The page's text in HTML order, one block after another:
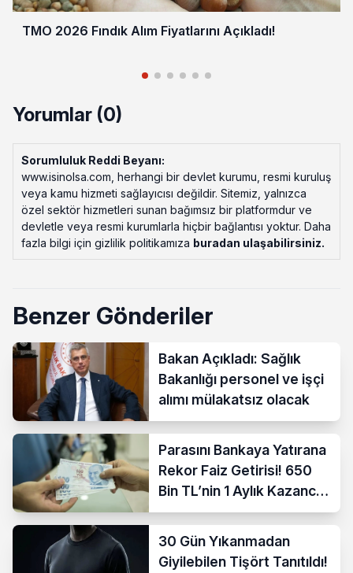
TMO 2026 Fındık Alım Fiyatlarını Açıkladı!
Yorumlar (0)
Sorumluluk Reddi Beyanı:
www.isinolsa.com, herhangi bir devlet kurumu, resmi kuruluş
veya kamu hizmeti sağlayıcısı değildir. Sitemiz, yalnızca
özel sektör hizmetleri sunan bağımsız bir platformdur ve
devletle veya resmi kurumlarla hiçbir bağlantısı yoktur. Daha
fazla bilgi için gizlilik politikamıza buradan ulaşabilirsiniz.
Benzer Gönderiler
Bakan Açıkladı: Sağlık
Bakanlığı personel ve işçi
alımı mülakatsız olacak
Parasını Bankaya Yatırana
Rekor Faiz Getirisi! 650
Bin TL’nin 1 Aylık Kazancı
Belli Oldu
30 Gün Yıkanmadan
Giyilebilen Tişört Tanıtıldı!